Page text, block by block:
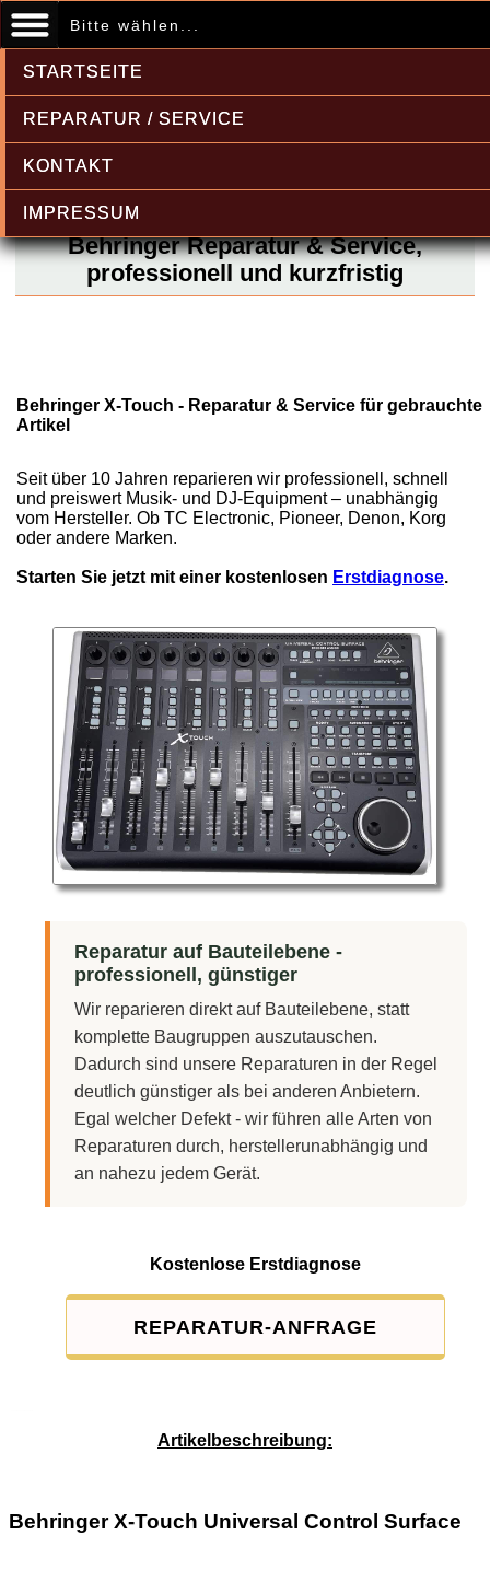
Bitte wählen...
STARTSEITE
REPARATUR / SERVICE
KONTAKT
IMPRESSUM
Behringer Reparatur & Service,
professionell und kurzfristig
Behringer X-Touch - Reparatur & Service für gebrauchte
Artikel
Seit über 10 Jahren reparieren wir professionell, schnell
und preiswert Musik- und DJ-Equipment – unabhängig
vom Hersteller. Ob TC Electronic, Pioneer, Denon, Korg
oder andere Marken.
Starten Sie jetzt mit einer kostenlosen Erstdiagnose.
Reparatur auf Bauteilebene -
professionell, günstiger
Wir reparieren direkt auf Bauteilebene, statt
komplette Baugruppen auszutauschen.
Dadurch sind unsere Reparaturen in der Regel
deutlich günstiger als bei anderen Anbietern.
Egal welcher Defekt - wir führen alle Arten von
Reparaturen durch, herstellerunabhängig und
an nahezu jedem Gerät.
Kostenlose Erstdiagnose
REPARATUR-ANFRAGE
Artikelbeschreibung:
Behringer X-Touch Universal Control Surface